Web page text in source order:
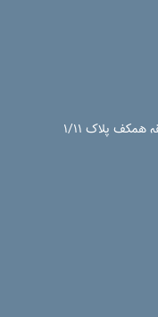
پلاک ۱/۱۱